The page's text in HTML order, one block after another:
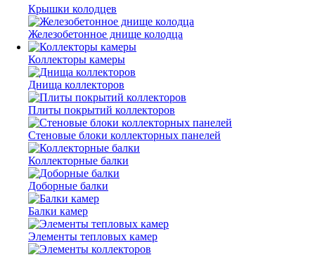
Крышки колодцев
Железобетонное днище колодца
Коллекторы камеры
Днища коллекторов
Плиты покрытий коллекторов
Стеновые блоки коллекторных панелей
Коллекторные балки
Доборные балки
Балки камер
Элементы тепловых камер